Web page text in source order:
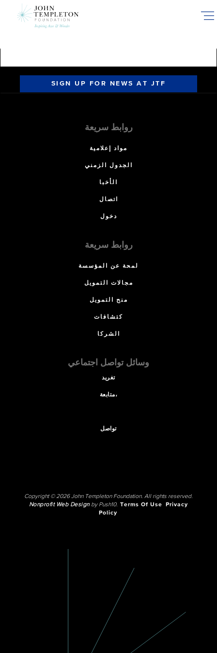
SIGN UP FOR NEWS AT JTF
روابط سريعة
مواد إعلامية
الجدول الزمني
الأخبا
اتصال
دخول
روابط سريعة
لمحة عن المؤسسة
مجالات التمويل
منح التمويل
كتشافات
الشركا
وسائل تواصل اجتماعي
تغريد
متابعة،
تواصل
Copyright © 2026 John Templeton Foundation. All rights reserved.
Nonprofit Web Designby Push10. Terms Of Use
Privacy
Policy